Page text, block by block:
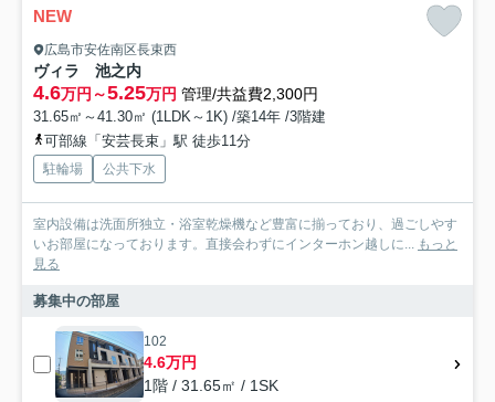
NEW
広島市安佐南区長束西
ヴィラ 池之内
4.6万円～5.25万円 管理/共益費2,300円
31.65㎡～41.30㎡ (1LDK～1K) /築14年 /3階建
可部線「安芸長束」駅 徒歩11分
駐輪場 公共下水
室内設備は洗面所独立・浴室乾燥機など豊富に揃っており、過ごしやす
いお部屋になっております。直接会わずにインターホン越しに... もっと
見る
募集中の部屋
102
4.6万円
1階 / 31.65㎡ / 1SK